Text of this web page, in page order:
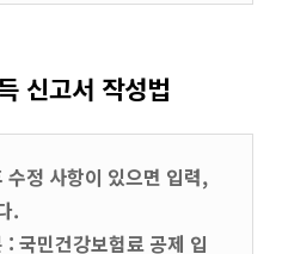
신고서 작성법
정 사항이 있으면 입력,
.
국민건강보험료 공제 입